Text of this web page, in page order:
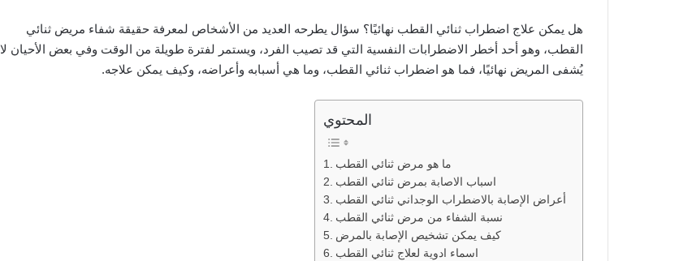
هل يمكن علاج اضطراب ثنائي القطب نهائيًا؟ سؤال يطرحه العديد من الأشخاص لمعرفة حقيقة شفاء مريض ثنائي
القطب، وهو أحد أخطر الاضطرابات النفسية التي قد تصيب الفرد، ويستمر لفترة طويلة من الوقت وفي بعض الأحيان لا
يُشفى المريض نهائيًا، فما هو اضطراب ثنائي القطب، وما هي أسبابه وأعراضه، وكيف يمكن علاجه.
المحتوي
ما هو مرض ثنائي القطب
اسباب الاصابة بمرض ثنائي القطب
أعراض الإصابة بالاضطراب الوجداني ثنائي القطب
نسبة الشفاء من مرض ثنائي القطب
كيف يمكن تشخيص الإصابة بالمرض
اسماء ادوية لعلاج ثنائي القطب